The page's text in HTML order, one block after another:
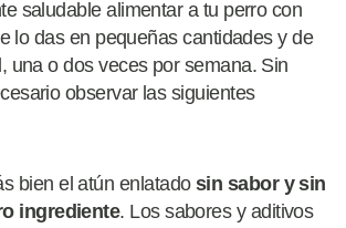
saludable alimentar a tu perro con
lo das en pequeñas cantidades y de
una o dos veces por semana. Sin
observar las siguientes
bien el atún enlatadosin sabor y sin
ingrediente. Los sabores y aditivos